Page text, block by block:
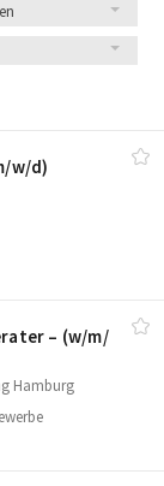
​w/​d)
– (w/​m/​
Hamburg